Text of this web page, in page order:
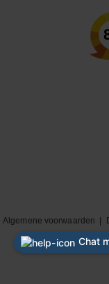
Algemene voorwaarden
|